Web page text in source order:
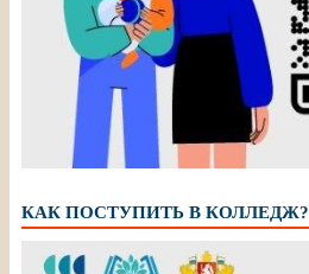
КАК ПОСТУПИТЬ В КОЛЛЕДЖ?